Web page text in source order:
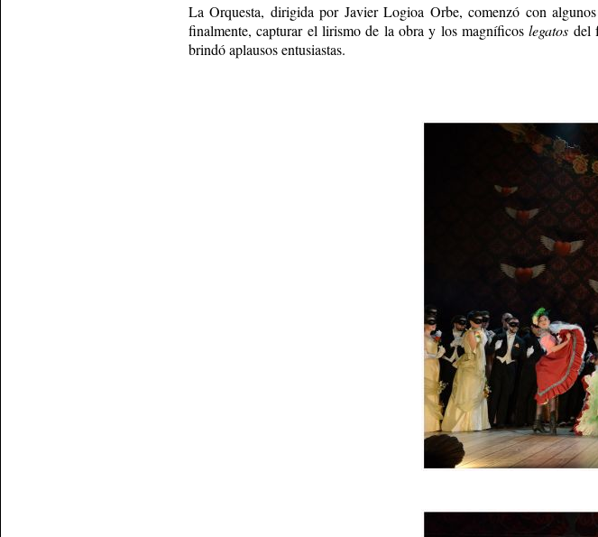
La Orquesta, dirigida por Javier Logioa Orbe, comenzó con
finalmente, capturar el lirismo de la obra y los magníficoslegatos del
brindó aplausos entusiastas.